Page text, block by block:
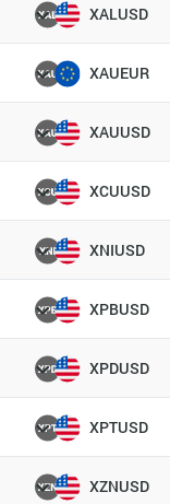
XALUSD
XAUEUR
XAUUSD
XCUUSD
XNIUSD
XPBUSD
XPDUSD
XPTUSD
XZNUSD